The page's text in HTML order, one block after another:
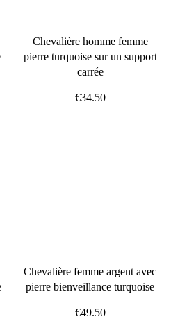
Chevalière homme femme
pierre turquoise sur un support
carrée
€34.50
Chevalière femme argent avec
pierre bienveillance turquoise
€49.50